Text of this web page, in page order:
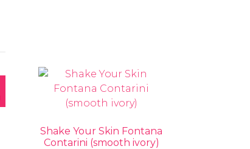
Shake Your Skin Fontana
Contarini (smooth ivory)